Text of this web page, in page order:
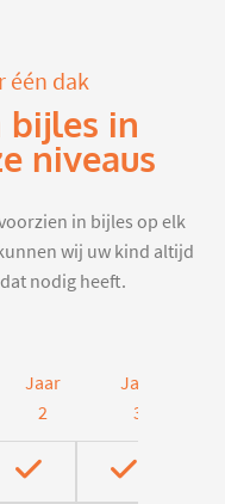
één dak
bijles in
niveaus
in bijles op elk
wij uw kind altijd
nodig heeft.
Jaar
2
Jaar
3